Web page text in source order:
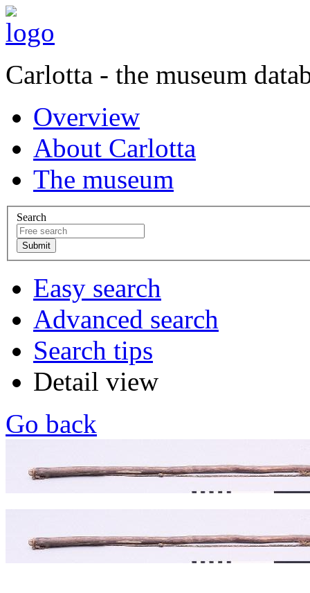
Carlotta - the museum
Overview
About Carlotta
The museum
Search
Easy search
Advanced search
Search tips
Detail view
Go back